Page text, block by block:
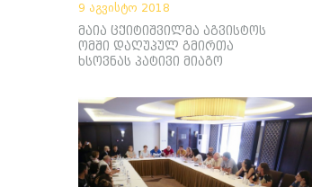
9 აგვისტო 2018
მაია ცქიტიშვილმა აგვისტოს
ომში დაღუპულ გმირთა
ხსოვნას პატივი მიაგო